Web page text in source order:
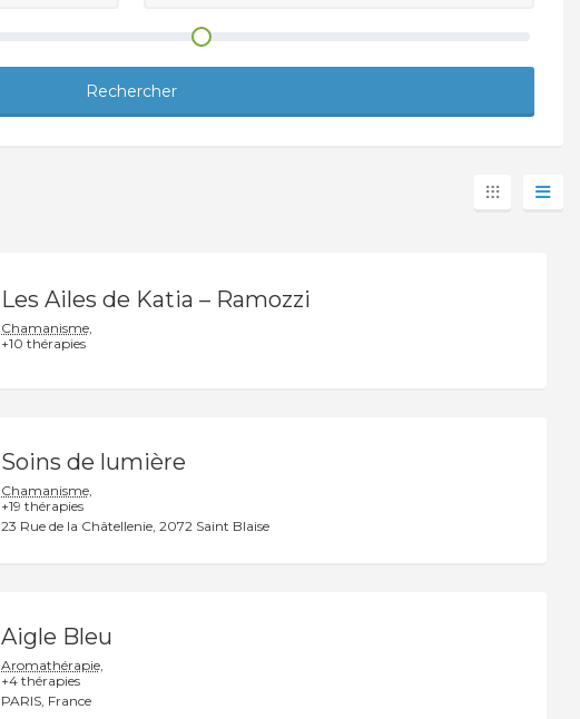
Rechercher
Les Ailes de Katia – Ramozzi
Chamanisme,
+10 thérapies
Soins de lumière
Chamanisme,
+19 thérapies
23 Rue de la Châtellenie 2072 Saint Blaise
Aigle Bleu
Aromathérapie,
+4 thérapies
PARIS France